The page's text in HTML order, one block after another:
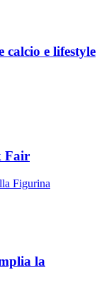
calcio e lifestyle
Fair
la